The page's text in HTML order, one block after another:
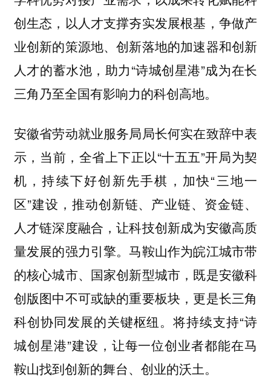
创生态，以人才支撑夯实发展根基，争做产
业创新的策源地、创新落地的加速器和创新
人才的蓄水池，助力“诗城创星港”成为在长
三角乃至全国有影响力的科创高地。
安徽省劳动就业服务局局长何实在致辞中表
示，当前，全省上下正以“十五五”开局为契
机，持续下好创新先手棋，加快“三地一
区”建设，推动创新链、产业链、资金链、
人才链深度融合，让科技创新成为安徽高质
量发展的强力引擎。马鞍山作为皖江城市带
的核心城市、国家创新型城市，既是安徽科
创版图中不可或缺的重要板块，更是长三角
科创协同发展的关键枢纽。将持续支持“诗
城创星港”建设，让每一位创业者都能在马
鞍山找到创新的舞台、创业的沃土。